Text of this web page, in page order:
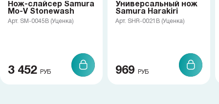
Нож-слайсер Samura
Mo-V Stonewash
Арт. SM-0045B (Уценка)
3 452 РУБ
Универсальный нож
Samura Harakiri
Арт. SHR-0021B (Уценка)
969 РУБ